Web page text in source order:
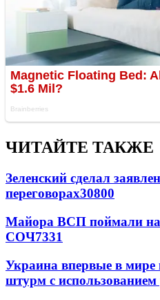
ЧИТАЙТЕ ТАКЖЕ
Зеленский сделал
переговорах30800
Майора ВСП поймали
СОЧ7331
Украина впервые в
штурм с использованием